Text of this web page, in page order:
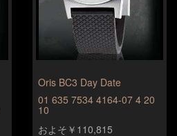
Oris BC3 Day Date
01 635 7534 4164-07 4 20
10
およそ￥110,815